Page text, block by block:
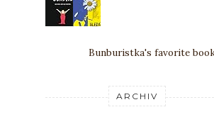
Bunburistka's favorite
ARCHIV